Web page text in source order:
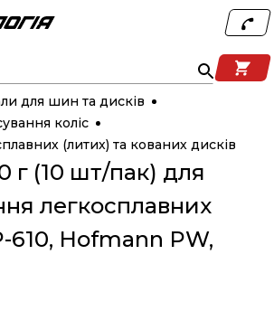
для шин та дисків
коліс
(литих) та кованих дисків
г (10 шт/пак) для
легкосплавних
610, Hofmann PW,